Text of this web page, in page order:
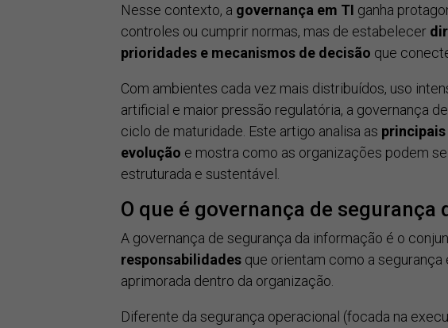
Nesse contexto, a governança em TI ganha
controles ou cumprir normas, mas de estabelecer
prioridades e mecanismos de decisão que
Com ambientes cada vez mais distribuídos, uso
artificial e maior pressão regulatória, a governança
ciclo de maturidade. Este artigo analisa as
evolução e mostra como as organizações podem
estruturada e sustentável.
O que é governança de segurança
A governança de segurança da informação é o
responsabilidades que orientam como a
aprimorada dentro da organização.
Diferente da segurança operacional (focada na